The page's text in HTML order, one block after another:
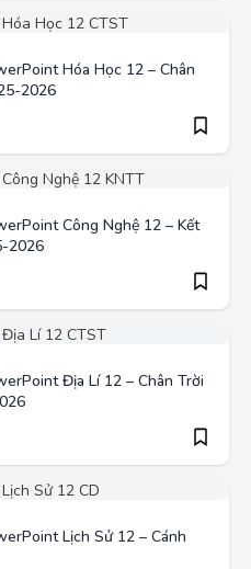
Hóa Học 12 – Chân
2026
Công Nghệ 12 – Kết
2026
Địa Lí 12 – Chân Trời
Lịch Sử 12 – Cánh